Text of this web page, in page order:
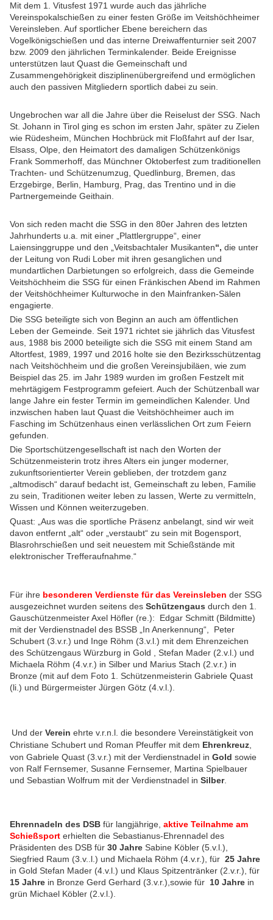
Mit dem 1. Vitusfest 1971 wurde auch das jährliche
Vereinspokalschießen zu einer festen Größe im Veitshöchheimer
Vereinsleben. Auf sportlicher Ebene bereichern das
Vogelkönigschießen und das interne Dreiwaffenturnier seit 2007
bzw. 2009 den jährlichen Terminkalender. Beide Ereignisse
unterstützen laut Quast die Gemeinschaft und
Zusammengehörigkeit disziplinenübergreifend und ermöglichen
auch den passiven Mitgliedern sportlich dabei zu sein.
Ungebrochen war all die Jahre über die Reiselust der SSG. Nach
St. Johann in Tirol ging es schon im ersten Jahr, später zu Zielen
wie Rüdesheim, München Hochbrück mit Floßfahrt auf der Isar,
Elsass, Olpe, den Heimatort des damaligen Schützenkönigs
Frank Sommerhoff, das Münchner Oktoberfest zum traditionellen
Trachten- und Schützenumzug, Quedlinburg, Bremen, das
Erzgebirge, Berlin, Hamburg, Prag, das Trentino und in die
Partnergemeinde Geithain.
Von sich reden macht die SSG in den 80er Jahren des letzten
Jahrhunderts u.a. mit einer „Plattlergruppe“, einer
Laiensinggruppe und den „Veitsbachtaler Musikanten“, die unter
der Leitung von Rudi Lober mit ihren gesanglichen und
mundartlichen Darbietungen so erfolgreich, dass die Gemeinde
Veitshöchheim die SSG für einen Fränkischen Abend im Rahmen
der Veitshöchheimer Kulturwoche in den Mainfranken-Sälen
engagierte.
Die SSG beteiligte sich von Beginn an auch am öffentlichen
Leben der Gemeinde. Seit 1971 richtet sie jährlich das Vitusfest
aus, 1988 bis 2000 beteiligte sich die SSG mit einem Stand am
Altortfest, 1989, 1997 und 2016 holte sie den Bezirksschützentag
nach Veitshöchheim und die großen Vereinsjubiläen, wie zum
Beispiel das 25. im Jahr 1989 wurden im großen Festzelt mit
mehrtägigem Festprogramm gefeiert. Auch der Schützenball war
lange Jahre ein fester Termin im gemeindlichen Kalender. Und
inzwischen haben laut Quast die Veitshöchheimer auch im
Fasching im Schützenhaus einen verlässlichen Ort zum Feiern
gefunden.
Die Sportschützengesellschaft ist nach den Worten der
Schützenmeisterin trotz ihres Alters ein junger moderner,
zukunftsorientierter Verein geblieben, der trotzdem ganz
„altmodisch“ darauf bedacht ist, Gemeinschaft zu leben, Familie
zu sein, Traditionen weiter leben zu lassen, Werte zu vermitteln,
Wissen und Können weiterzugeben.
Quast: „Aus was die sportliche Präsenz anbelangt, sind wir weit
davon entfernt „alt“ oder „verstaubt“ zu sein mit Bogensport,
Blasrohrschießen und seit neuestem mit Schießstände mit
elektronischer Trefferaufnahme.“
Für ihre besonderen Verdienste für das Vereinsleben der SSG
ausgezeichnet wurden seitens des Schützengaus durch den 1.
Gauschützenmeister Axel Höfler (re.): Edgar Schmitt (Bildmitte)
mit der Verdienstnadel des BSSB „In Anerkennung“, Peter
Schubert (3.v.r.) und Inge Röhm (3.v.l.) mit dem Ehrenzeichen
des Schützengaus Würzburg in Gold , Stefan Mader (2.v.l.) und
Michaela Röhm (4.v.r.) in Silber und Marius Stach (2.v.r.) in
Bronze (mit auf dem Foto 1. Schützenmeisterin Gabriele Quast
(li.) und Bürgermeister Jürgen Götz (4.v.l.).
Und der Verein ehrte v.r.n.l. die besondere Vereinstätigkeit von
Christiane Schubert und Roman Pfeuffer mit dem Ehrenkreuz
von Gabriele Quast (3.v.r.) mit der Verdienstnadel in Gold sowie
von Ralf Fernsemer, Susanne Fernsemer, Martina Spielbauer
und Sebastian Wolfrum mit der Verdienstnadel in Silber.
Ehrennadeln des DSB für langjährige, aktive Teilnahme am
Schießsport erhielten die Sebastianus-Ehrennadel des
Präsidenten des DSB für 30 Jahre Sabine Köbler (5.v.l.),
Siegfried Raum (3.v..l.) und Michaela Röhm (4.v.r.), für 25 Jahre
in Gold Stefan Mader (4.v.l.) und Klaus Spitzentränker (2.v.r.), für
15 Jahre in Bronze Gerd Gerhard (3.v.r.),sowie für 10 Jahre in
grün Michael Köbler (2.v.l.).